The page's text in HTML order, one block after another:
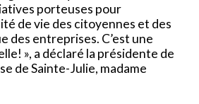
porteuses pour
de vie des citoyennes et des
des entreprises. C’est une
», a déclaré la présidente de
de Sainte-Julie, madame